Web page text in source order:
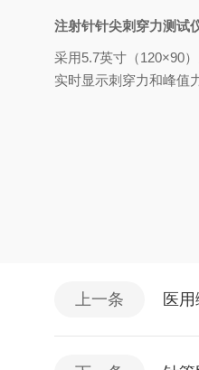
注射针针尖刺穿力测试
采用5.7英寸（120×90
实时显示刺穿力和峰值
上一条 医